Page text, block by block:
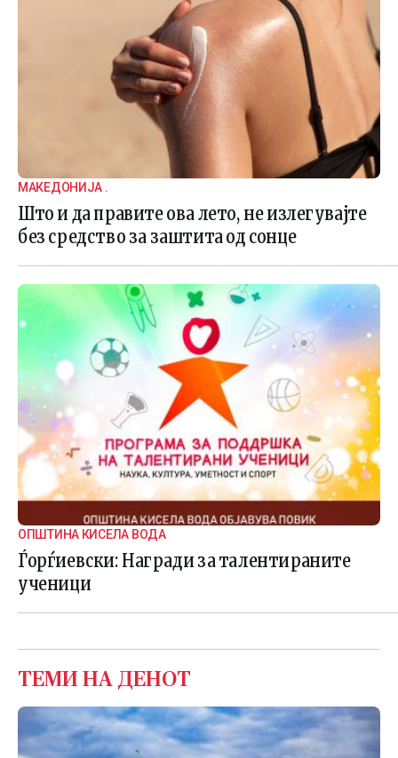
МАКЕДОНИЈА .
Што и да правите ова лето, не излегувајте
без средство за заштита од сонце
ОПШТИНА КИСЕЛА ВОДА
Ѓорѓиевски: Награди за талентираните
ученици
ТЕМИ НА ДЕНОТ